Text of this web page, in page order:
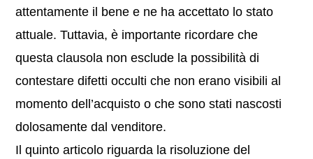
attentamente il bene e ne ha accettato lo stato
attuale. Tuttavia, è importante ricordare che
questa clausola non esclude la possibilità di
contestare difetti occulti che non erano visibili al
momento dell’acquisto o che sono stati nascosti
dolosamente dal venditore.
Il quinto articolo riguarda la risoluzione del